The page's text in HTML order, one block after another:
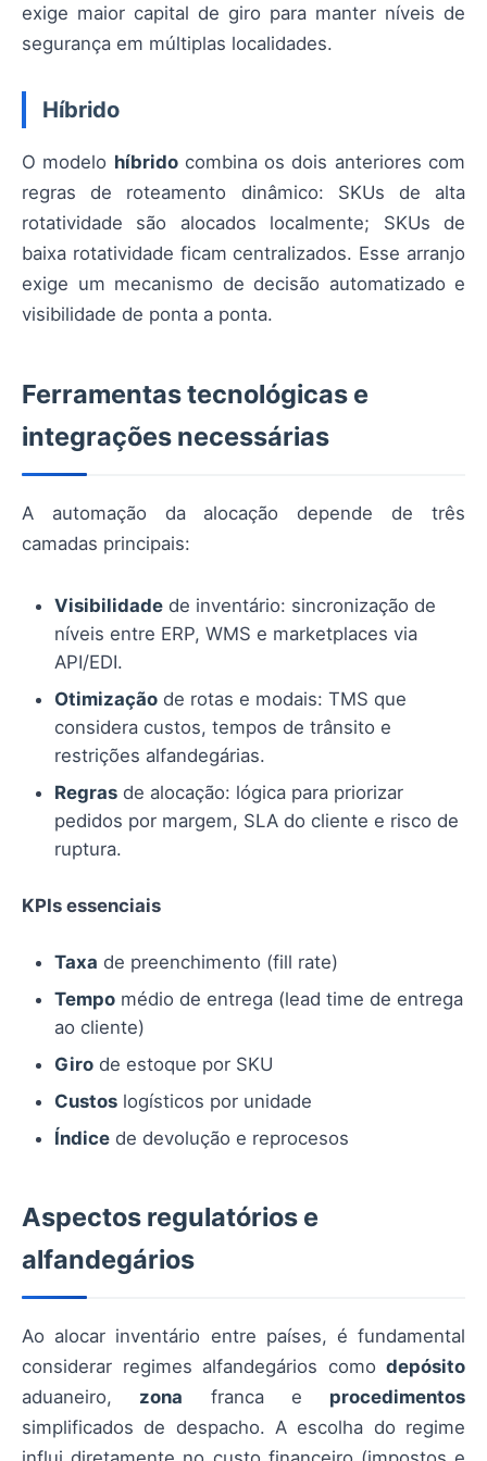
exige maior capital de giro para manter níveis de
segurança em múltiplas localidades.
Híbrido
O modelo híbridocombina os dois anteriores com
regras de roteamento dinâmico: SKUs de alta
rotatividade são alocados localmente; SKUs de
baixa rotatividade ficam centralizados. Esse arranjo
exige um mecanismo de decisão automatizado e
visibilidade de ponta a ponta.
Ferramentas tecnológicas e
integrações necessárias
A automação da alocação depende de três
camadas principais:
Visibilidade de inventário: sincronização de
níveis entre ERP, WMS e marketplaces via
API/EDI.
Otimização de rotas e modais: TMS que
considera custos, tempos de trânsito e
restrições alfandegárias.
Regras de alocação: lógica para priorizar
pedidos por margem, SLA do cliente e risco de
ruptura.
KPIs essenciais
Taxa de preenchimento (fill rate)
Tempo médio de entrega (lead time de entrega
ao cliente)
Giro de estoque por SKU
Custos logísticos por unidade
Índice de devolução e reprocesos
Aspectos regulatórios e
alfandegários
Ao alocar inventário entre países, é fundamental
considerar regimes alfandegários como depósito
aduaneiro, zona franca e procedimentos
simplificados de despacho. A escolha do regime